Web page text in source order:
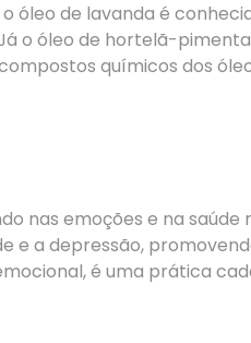
óleo de lavanda é
o óleo de hortelã-
químicos dos
nas emoções e na saúde
a depressão,
é uma prática